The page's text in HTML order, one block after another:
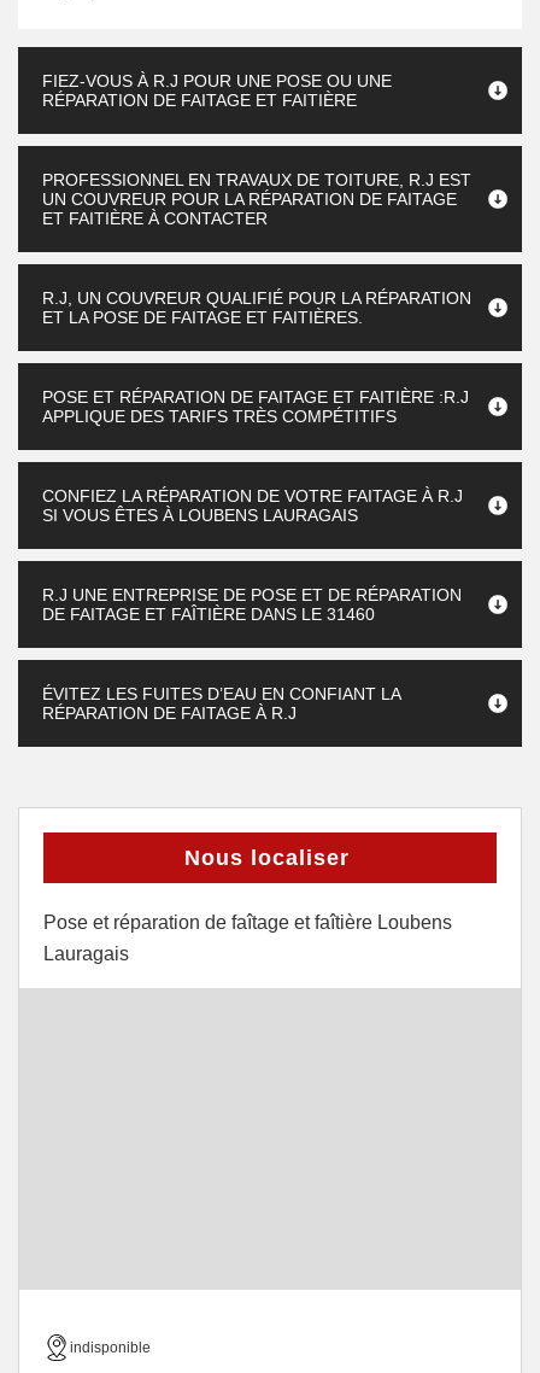
FIEZ-VOUS À R.J POUR UNE POSE OU UNE
RÉPARATION DE FAITAGE ET FAITIÈRE
PROFESSIONNEL EN TRAVAUX DE TOITURE, R.J EST
UN COUVREUR POUR LA RÉPARATION DE FAITAGE
ET FAITIÈRE À CONTACTER
R.J, UN COUVREUR QUALIFIÉ POUR LA RÉPARATION
ET LA POSE DE FAITAGE ET FAITIÈRES.
POSE ET RÉPARATION DE FAITAGE ET FAITIÈRE :R.J
APPLIQUE DES TARIFS TRÈS COMPÉTITIFS
CONFIEZ LA RÉPARATION DE VOTRE FAITAGE À R.J
SI VOUS ÊTES À LOUBENS LAURAGAIS
R.J UNE ENTREPRISE DE POSE ET DE RÉPARATION
DE FAITAGE ET FAÎTIÈRE DANS LE 31460
ÉVITEZ LES FUITES D’EAU EN CONFIANT LA
RÉPARATION DE FAITAGE À R.J
Nous localiser
Pose et réparation de faîtage et faîtière Loubens
Lauragais
indisponible